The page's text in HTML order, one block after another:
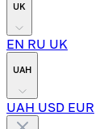
UK
EN RU UK
UAH
UAH USD EUR